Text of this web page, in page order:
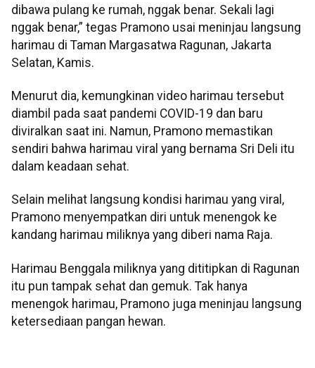
dibawa pulang ke rumah, nggak benar. Sekali lagi
nggak benar,” tegas Pramono usai meninjau langsung
harimau di Taman Margasatwa Ragunan, Jakarta
Selatan, Kamis.
Menurut dia, kemungkinan video harimau tersebut
diambil pada saat pandemi COVID-19 dan baru
diviralkan saat ini. Namun, Pramono memastikan
sendiri bahwa harimau viral yang bernama Sri Deli itu
dalam keadaan sehat.
Selain melihat langsung kondisi harimau yang viral,
Pramono menyempatkan diri untuk menengok ke
kandang harimau miliknya yang diberi nama Raja.
Harimau Benggala miliknya yang dititipkan di Ragunan
itu pun tampak sehat dan gemuk. Tak hanya
menengok harimau, Pramono juga meninjau langsung
ketersediaan pangan hewan.